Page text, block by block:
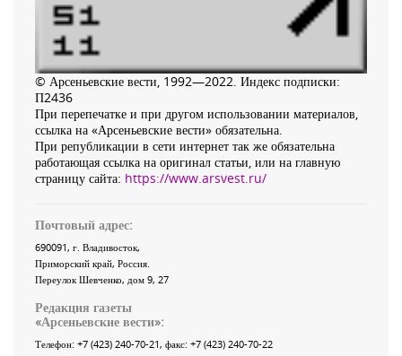
© Арсеньевские вести, 1992—2022. Индекс подписки:
П2436
При перепечатке и при другом использовании материалов,
ссылка на «Арсеньевские вести» обязательна.
При републикации в сети интернет так же обязательна
работающая ссылка на оригинал статьи, или на главную
страницу сайта: https://www.arsvest.ru/
Почтовый адрес:
690091, г. Владивосток,
Приморский край, Россия.
Переулок Шевченко, дом 9, 27
Редакция газеты
«Арсеньевские вести»:
Телефон: +7 (423) 240-70-21, факс: +7 (423) 240-70-22